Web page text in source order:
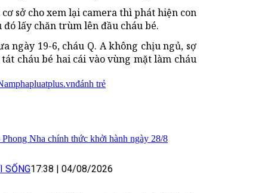
sở cho xem lại camera thì phát hiện con
lấy chăn trùm lên đầu cháu bé.
ngày 19-6, cháu Q. A không chịu ngủ, sợ
cháu bé hai cái vào vùng mặt làm cháu
phapluatplus.vnđánh trẻ
Nha chính thức khởi hành ngày 28/8
SỐNG17:38 04/08/2026